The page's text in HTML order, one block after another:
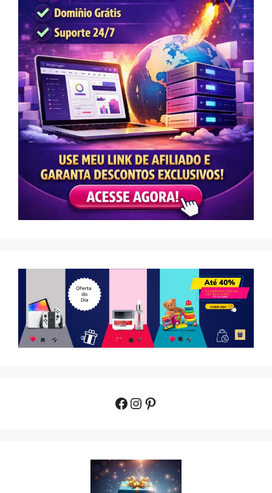
Facebook
Instagram
Pinterest